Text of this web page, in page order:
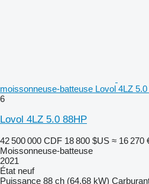
moissonneuse-batteuse Lovol 4LZ
6
Lovol 4LZ 5.0 88HP
42 500 000 CDF 18 800 $US ≈ 16 270
Moissonneuse-batteuse
2021
État neuf
Puissance 88 ch (64.68 kW)